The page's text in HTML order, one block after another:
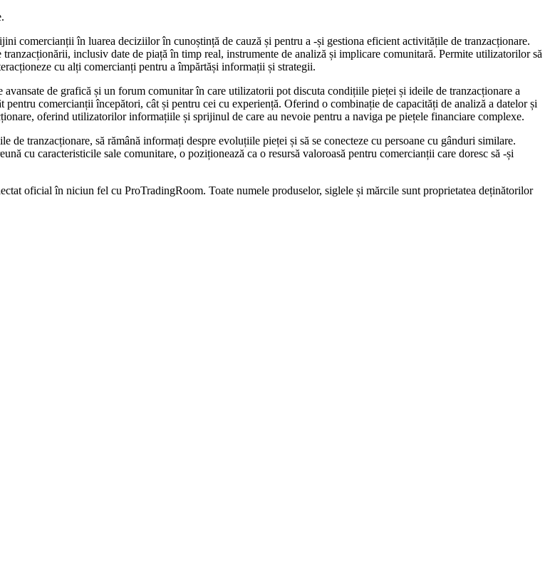
comercianții în luarea deciziilor în cunoștință de cauză și pentru a -și gestiona eficient activitățile de tranzacționare.
inclusiv date de piață în timp real, instrumente de analiză și implicare comunitară. Permite utilizatorilor să
cu alți comercianți pentru a împărtăși informații și strategii.
de grafică și un forum comunitar în care utilizatorii pot discuta condițiile pieței și ideile de tranzacționare a
comercianții începători, cât și pentru cei cu experiență. Oferind o combinație de capacități de analiză a datelor și
oferind utilizatorilor informațiile și sprijinul de care au nevoie pentru a naviga pe piețele financiare complexe.
de tranzacționare, să rămână informați despre evoluțiile pieței și să se conecteze cu persoane cu gânduri similare.
cu caracteristicile sale comunitare, o poziționează ca o resursă valoroasă pentru comercianții care doresc să -și
oficial în niciun fel cu ProTradingRoom. Toate numele produselor, siglele și mărcile sunt proprietatea deținătorilor